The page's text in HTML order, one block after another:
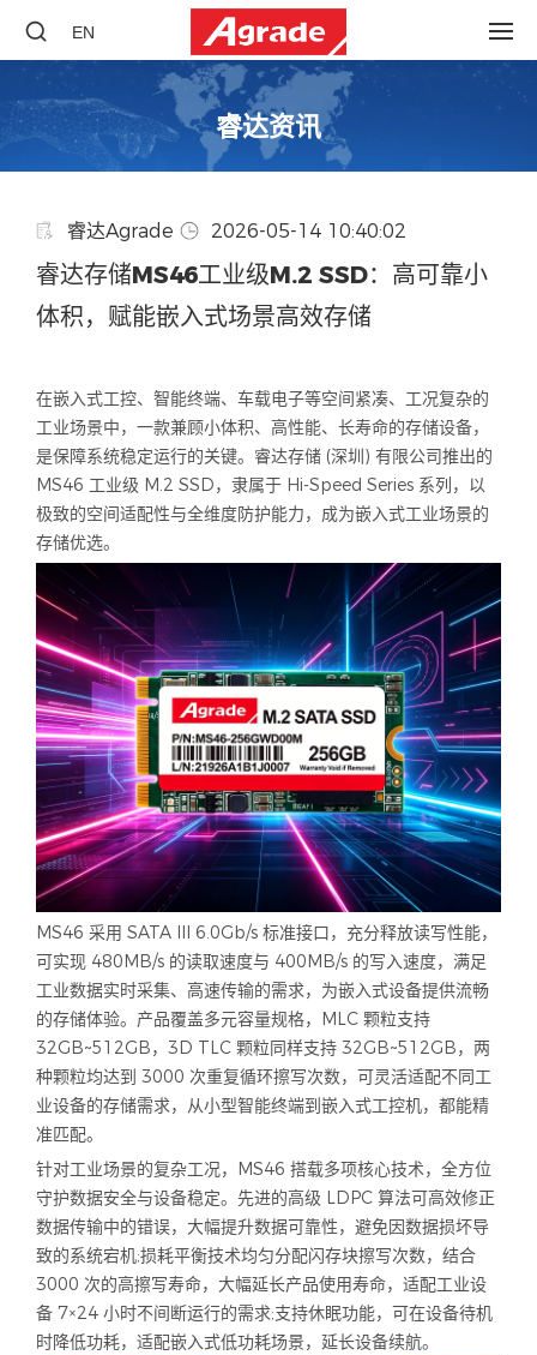
EN
睿达资讯
睿达Agrade 2026-05-14 10:40:02
睿达存储MS46工业级M.2 SSD：高可靠小
体积，赋能嵌入式场景高效存储
在嵌入式工控、智能终端、车载电子等空间紧凑、工况复杂的
工业场景中，一款兼顾小体积、高性能、长寿命的存储设备，
是保障系统稳定运行的关键。睿达存储 (深圳) 有限公司推出的
MS46 工业级 M.2 SSD，隶属于 Hi-Speed Series 系列，以
极致的空间适配性与全维度防护能力，成为嵌入式工业场景的
存储优选。
MS46 采用 SATA III 6.0Gb/s 标准接口，充分释放读写性能，
可实现 480MB/s 的读取速度与 400MB/s 的写入速度，满足
工业数据实时采集、高速传输的需求，为嵌入式设备提供流畅
的存储体验。产品覆盖多元容量规格，MLC 颗粒支持
32GB~512GB，3D TLC 颗粒同样支持 32GB~512GB，两
种颗粒均达到 3000 次重复循环擦写次数，可灵活适配不同工
业设备的存储需求，从小型智能终端到嵌入式工控机，都能精
准匹配。
针对工业场景的复杂工况，MS46 搭载多项核心技术，全方位
守护数据安全与设备稳定。先进的高级 LDPC 算法可高效修正
数据传输中的错误，大幅提升数据可靠性，避免因数据损坏导
致的系统宕机;损耗平衡技术均匀分配闪存块擦写次数，结合
3000 次的高擦写寿命，大幅延长产品使用寿命，适配工业设
备 7×24 小时不间断运行的需求;支持休眠功能，可在设备待机
时降低功耗，适配嵌入式低功耗场景，延长设备续航。